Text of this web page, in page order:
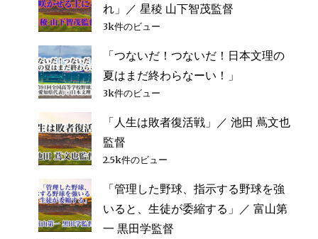
れ」／ 星稜 山下智茂監督
3k件のビュー
「つないだ！つないだ！日本文理の
夏はまだ終わらなーい！」
3k件のビュー
「人生は敗者復活戦」／ 池田 蔦文也
監督
2.5k件のビュー
「管理した野球、指示する野球を強
いると、生徒が委縮する」／ 富山第
一 黒田学監督